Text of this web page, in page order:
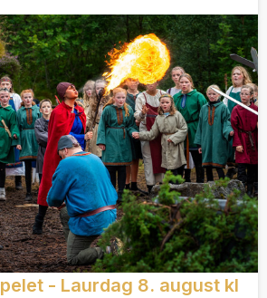
- Laurdag 8. august kl